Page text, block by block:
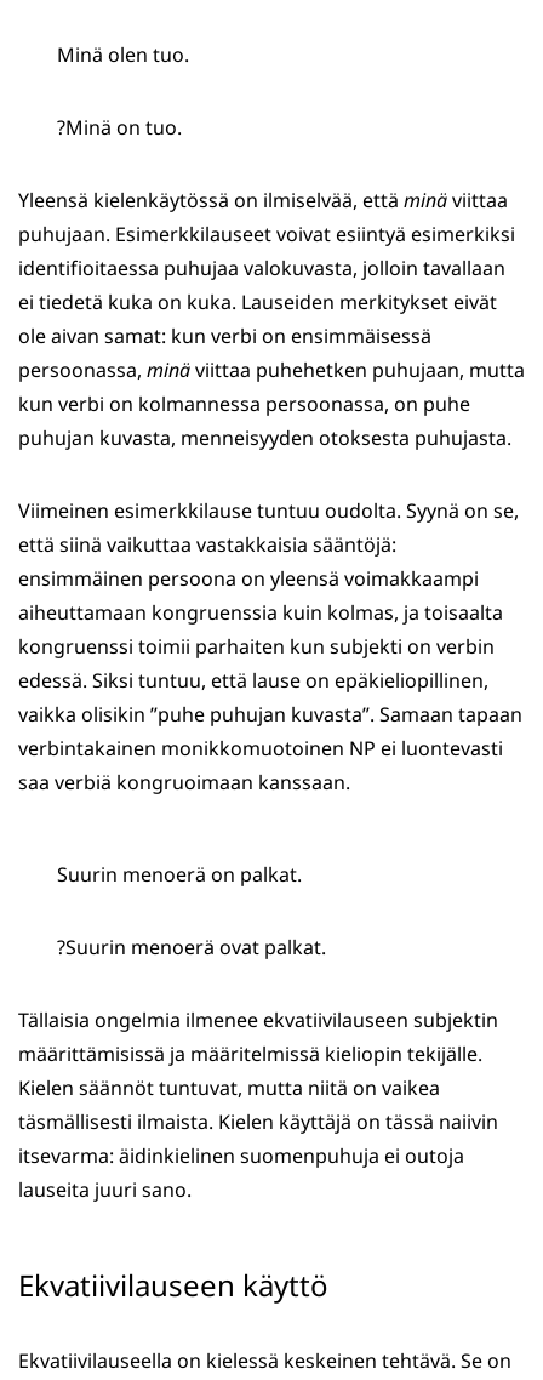
Minä olen tuo.
?Minä on tuo.
Yleensä kielenkäytössä on ilmiselvää, että minäviittaa
puhujaan. Esimerkkilauseet voivat esiintyä esimerkiksi
identifioitaessa puhujaa valokuvasta, jolloin tavallaan
ei tiedetä kuka on kuka. Lauseiden merkitykset eivät
ole aivan samat: kun verbi on ensimmäisessä
persoonassa, minäviittaa puhehetken puhujaan, mutta
kun verbi on kolmannessa persoonassa, on puhe
puhujan kuvasta, menneisyyden otoksesta puhujasta.
Viimeinen esimerkkilause tuntuu oudolta. Syynä on se,
että siinä vaikuttaa vastakkaisia sääntöjä:
ensimmäinen persoona on yleensä voimakkaampi
aiheuttamaan kongruenssia kuin kolmas, ja toisaalta
kongruenssi toimii parhaiten kun subjekti on verbin
edessä. Siksi tuntuu, että lause on epäkieliopillinen,
vaikka olisikin ”puhe puhujan kuvasta”. Samaan tapaan
verbintakainen monikkomuotoinen NP ei luontevasti
saa verbiä kongruoimaan kanssaan.
Suurin menoerä on palkat.
?Suurin menoerä ovat palkat.
Tällaisia ongelmia ilmenee ekvatiivilauseen subjektin
määrittämisissä ja määritelmissä kieliopin tekijälle.
Kielen säännöt tuntuvat, mutta niitä on vaikea
täsmällisesti ilmaista. Kielen käyttäjä on tässä naiivin
itsevarma: äidinkielinen suomenpuhuja ei outoja
lauseita juuri sano.
Ekvatiivilauseen käyttö
Ekvatiivilauseella on kielessä keskeinen tehtävä. Se on